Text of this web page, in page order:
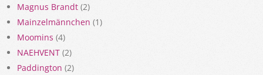
Magnus Brandt (2)
Mainzelmännchen (1)
Moomins (4)
NAEHVENT (2)
Paddington (2)